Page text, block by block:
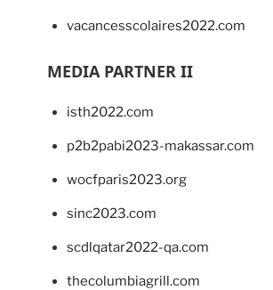
vacancesscolaires2022.com
MEDIA PARTNER II
isth2022.com
p2b2pabi2023-makassar.com
wocfparis2023.org
sinc2023.com
scdlqatar2022-qa.com
thecolumbiagrill.com